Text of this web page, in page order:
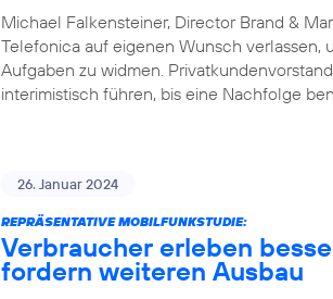
Michael Falkensteiner, Director Brand &
Telefonica auf eigenen Wunsch verlassen,
Aufgaben zu widmen.
interimistisch führen, bis eine Nachfolge
26. Januar 2024
REPRÄSENTATIVE MOBILFUNKSTUDIE:
Verbraucher erleben
fordern weiteren Ausbau